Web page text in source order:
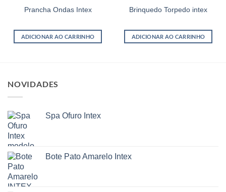
Prancha Ondas Intex
ADICIONAR AO CARRINHO
Brinquedo Torpedo intex
ADICIONAR AO CARRINHO
NOVIDADES
Spa Ofuro Intex
Bote Pato Amarelo Intex